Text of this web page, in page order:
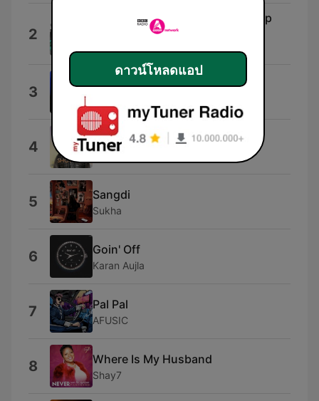
2
Jubin Nautiyal Romantic Mashup
Jubin Nautiyal
3 Dhol
4 Showgirl
Mumzy Stranger
5 Sangdi
Sukha
6 Goin' Off
Karan Aujla
7 Pal Pal
AFUSIC
8 Where Is My Husband
Shay7
ดาวน์โหลดแอป